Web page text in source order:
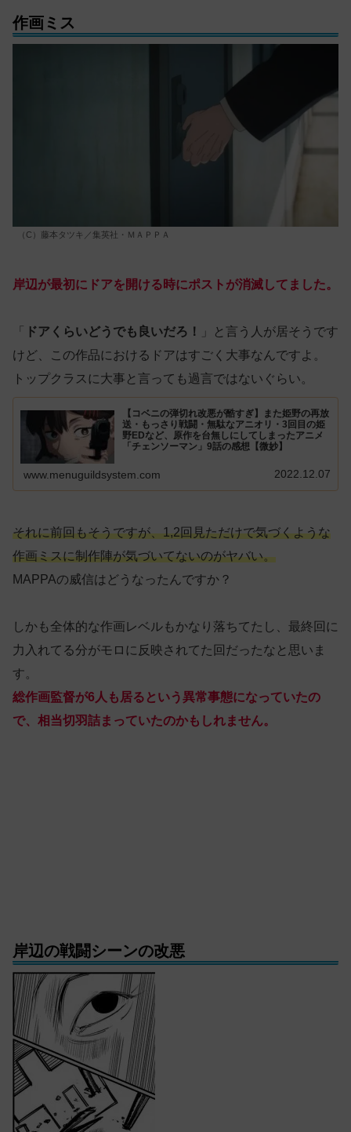
作画ミス
（C）藤本タツキ／集英社・ＭＡＰＰＡ
岸辺が最初にドアを開ける時にポストが消滅してました。
「 ドアくらいどうでも良いだろ！
」と言う人が居そうです
けど、この作品におけるドアはすごく大事なんですよ。
トップクラスに大事と言っても過言ではないぐらい。
【コベニの弾切れ改悪が酷すぎ】また姫野の再放
送・もっさり戦闘・無駄なアニオリ・3回目の姫
野EDなど、原作を台無しにしてしまったアニメ
「チェンソーマン」9話の感想【微妙】
www.menuguildsystem.com 2022.12.07
それに前回もそうですが、1,2回見ただけで気づくような
作画ミスに制作陣が気づいてないのがヤバい。
MAPPAの威信はどうなったんですか？
しかも全体的な作画レベルもかなり落ちてたし、最終回に
力入れてる分がモロに反映されてた回だったなと思いま
す。
総作画監督が6人も居るという異常事態になっていたの
で、相当切羽詰まっていたのかもしれません。
岸辺の戦闘シーンの改悪